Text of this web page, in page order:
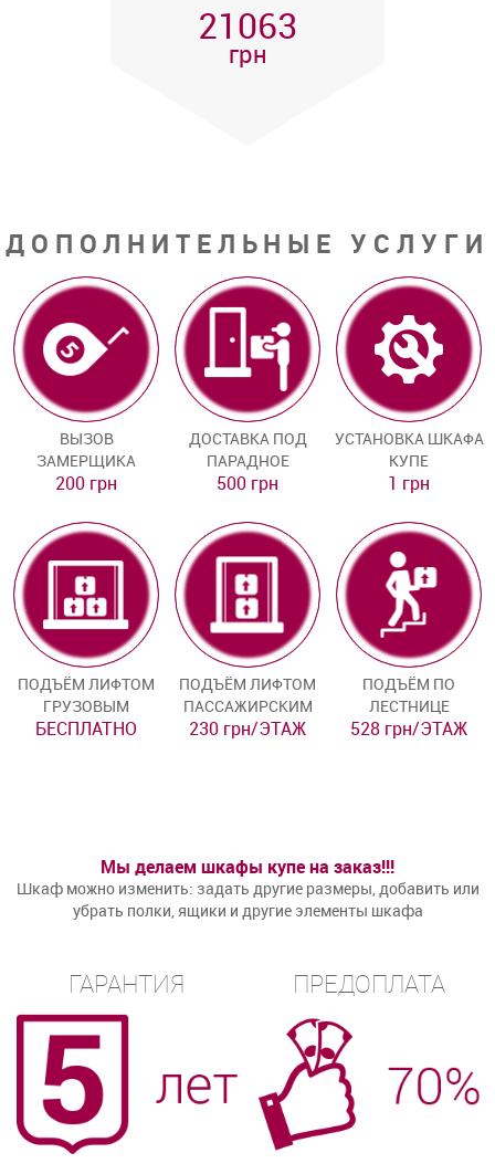
21063
грн
ДОПОЛНИТЕЛЬНЫЕ УСЛУГИ
ВЫЗОВ
ЗАМЕРЩИКА
200 грн
ДОСТАВКА ПОД
ПАРАДНОЕ
500 грн
УСТАНОВКА ШКАФА
КУПЕ
1 грн
ПОДЪЁМ ЛИФТОМ
ГРУЗОВЫМ
БЕСПЛАТНО
ПОДЪЁМ ЛИФТОМ
ПАССАЖИРСКИМ
230 грн/ЭТАЖ
ПОДЪЁМ ПО
ЛЕСТНИЦЕ
528 грн/ЭТАЖ
Мы делаем шкафы купе на заказ!!!
Шкаф можно изменить: задать другие размеры, добавить или
убрать полки, ящики и другие элементы шкафа
ГАРАНТИЯ ПРЕДОПЛАТА